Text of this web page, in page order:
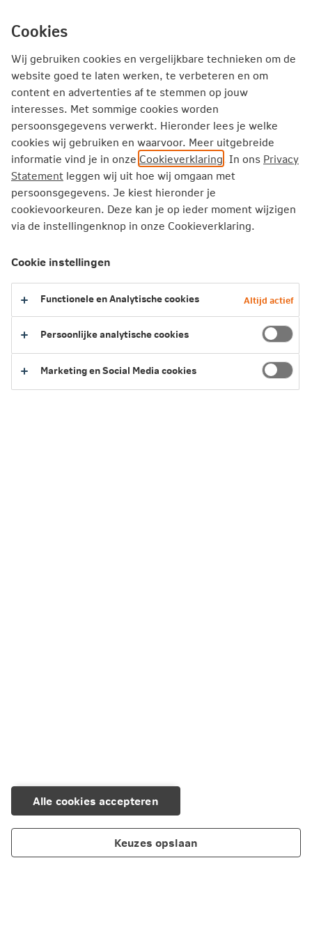
direct
naar
Producten Service en Contact Inspiratie
Particulier Zorgverzekering
Vergoedingen
Voorzetkamer
Voorzetkamer
Voorzetkamers zijn apparaten om medicijnen in te
ademen bij patiënten met astma of COPD (Chronic
Obstructive Pulmonary Disease). Om te zorgen dat het
fabrikanten, naast onder andere tabletten en injecties,
geneesmiddelen ontwikkeld die direct ingeademd moeten
worden. Je hebt een medische diagnose nodig van je
huisarts, medisch specialist, physician assistant,
verpleegkundig specialist of gespecialiseerde
verpleegkundige. De zorgverlener moet op het voorschrift
ook de reden van aanvraag aangeven.
Cookies
Wij gebruiken cookies en vergelijkbare technieken om de
website goed te laten werken, te verbeteren en om
content en advertenties af te stemmen op jouw
interesses. Met sommige cookies worden
persoonsgegevens verwerkt. Hieronder lees je welke
cookies wij gebruiken en waarvoor. Meer uitgebreide
informatie vind je in onze Cookieverklaring. In ons Privacy
Statement leggen wij uit hoe wij omgaan met
persoonsgegevens. Je kiest hieronder je
cookievoorkeuren. Deze kan je op ieder moment wijzigen
via de instellingenknop in onze Cookieverklaring.
Alle cookies accepteren
Cookie instellingen
Functionele en Analytische cookies Altijd actief
Persoonlijke analytische cookies
Marketing en Social Media cookies
Keuzes opslaan